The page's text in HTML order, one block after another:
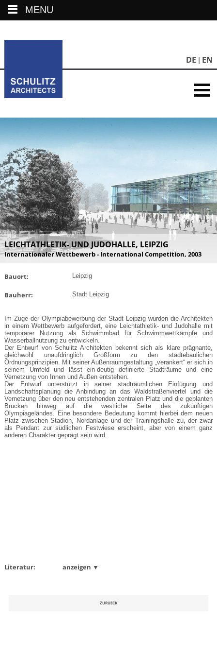
DE EN
LEICHTATHLETIK- UND JUDOHALLE, LEIPZIG
Internationaler Wettbewerb - International Competition, 2003
Bauort: Leipzig
Bauherr: Stadt Leipzig
Im Zuge der Olympiabewerbung der Stadt Leipzig wurden die Architekten
in einem Wettbewerb aufgefordert, eine Leichtathletik- und Judohalle mit
temporärer Nutzung als Schwimmbad für Schwimmwettkämpfe und
Wasserballnutzung zu entwickeln.
Der Entwurf von Schulitz Architekten bekennt sich als klare prägnante,
gleichwohl unaufdringlich Großform zu den städtebaulichen
Ordnungsprinzipien. Mit seiner Außenraumgestaltung „verankert“ er sich in
seinem Umfeld und lässt ein-deutig definierte Stadträume und eine
Vernetzung von Innen und Außen entstehen.
Der Entwurf unterstützt in seiner stadträumlichen Einfügung und
Landschaftsplanung die Anbindung an das Waldstraßenviertel und die
Vernetzung über den neu entstehenden zentralen Platz und die geplanten
Brücken hinweg auf die westliche Seite des zukünftigen
Olympiageländes. Eine besondere Bedeutung kommt hierbei dem neuen
Platz zwischen Stadion, Nordanlage und der Trainingshalle zu, der zwar
als Pendant zur südlichen Festwiese erscheint, aber von einem ganz
anderen Charakter geprägt sein wird.
Literatur: anzeigen ▼
ZURUECK
MENU